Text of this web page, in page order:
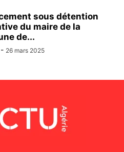
sous détention
du maire de la
de...
- 26 mars 2025